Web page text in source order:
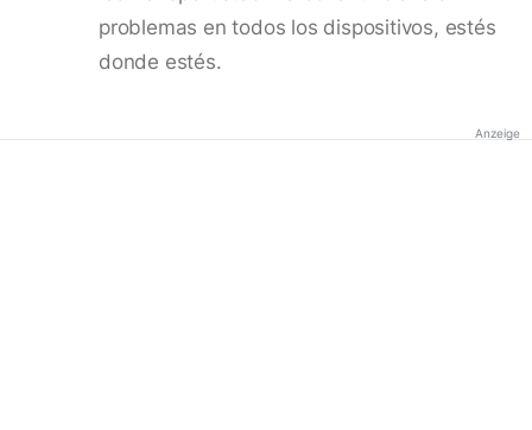
problemas en todos los dispositivos, estés
donde estés.
Anzeige